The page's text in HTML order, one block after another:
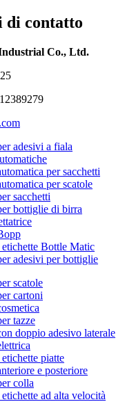
di contatto
Co., Ltd.
adesivi a fiala
per sacchetti
per scatole
sacchetti
bottiglie di birra
Bottle Matic
adesivi per bottiglie
scatole
cartoni
tazze
doppio adesivo laterale
piatte
e posteriore
colla
ad alta velocità